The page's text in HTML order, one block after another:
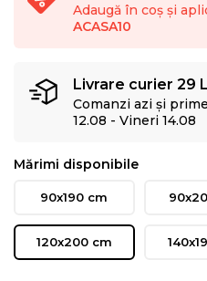
Adaugă în coș și
ACASA10
Livrare curier 29
Comanzi azi și
12.08 - Vineri 14.08
Mărimi disponibile
90x190 cm
120x200 cm